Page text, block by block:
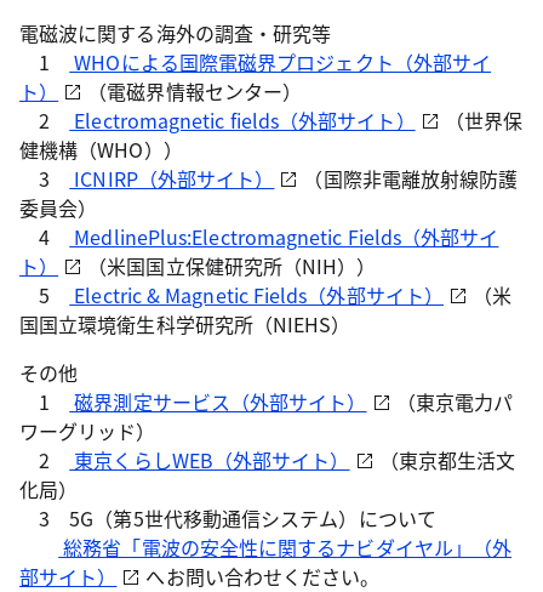
電磁波に関する海外の調査・研究等
1
WHOによる国際電磁界プロジェクト（外部サイ
ト）
（電磁界情報センター）
2
Electromagnetic fields（外部サイト）
（世界保
健機構（WHO））
3
ICNIRP（外部サイト）
（国際非電離放射線防護
委員会）
4
MedlinePlus:Electromagnetic Fields（外部サイ
ト）
（米国国立保健研究所（NIH））
5
Electric & Magnetic Fields（外部サイト）
（米
国国立環境衛生科学研究所（NIEHS）
その他
1
磁界測定サービス（外部サイト）
（東京電力パ
ワーグリッド）
2
東京くらしWEB（外部サイト）
（東京都生活文
化局）
3 5G（第5世代移動通信システム）について
総務省「電波の安全性に関するナビダイヤル」（外
部サイト）
へお問い合わせください。